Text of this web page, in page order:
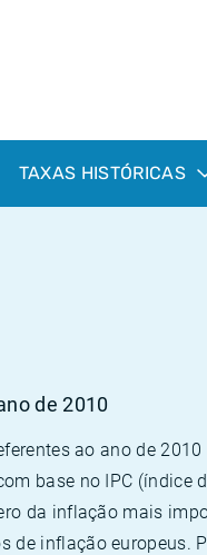
TAXAS HISTÓRICAS
de 2010
ao ano de
base no IPC
da inflação mais
de inflação